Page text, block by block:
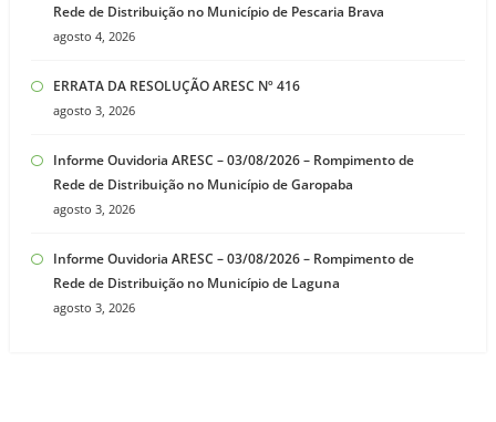
Rede de Distribuição no Município de Pescaria Brava
agosto 4, 2026
ERRATA DA RESOLUÇÃO ARESC Nº 416
agosto 3, 2026
Informe Ouvidoria ARESC – 03/08/2026 – Rompimento de
Rede de Distribuição no Município de Garopaba
agosto 3, 2026
Informe Ouvidoria ARESC – 03/08/2026 – Rompimento de
Rede de Distribuição no Município de Laguna
agosto 3, 2026